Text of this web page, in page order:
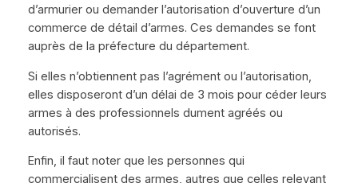
d’armurier ou demander l’autorisation d’ouverture d’un
commerce de détail d’armes. Ces demandes se font
auprès de la préfecture du département.
Si elles n’obtiennent pas l’agrément ou l’autorisation,
elles disposeront d’un délai de 3 mois pour céder leurs
armes à des professionnels dument agréés ou
autorisés.
Enfin, il faut noter que les personnes qui
commercialisent des armes, autres que celles relevant